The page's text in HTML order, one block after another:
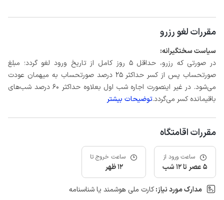
مقررات لغو رزرو
سیاست سختگیرانه:
در صورتی که رزرو، حداقل 5 روز کامل از تاریخ ورود لغو گردد؛ مبلغ
صورتحساب پس از کسر حداکثر 25 درصد صورتحساب به میهمان عودت
می‌شود. در غیر اینصورت اجاره شب اول بعلاوه حداکثر 60 درصد شب‌های
باقیمانده کسر می‌گردد.توضیحات بیشتر
مقررات اقامتگاه
ساعت ورود از
5 عصر تا 12 شب
ساعت خروج تا
12 ظهر
مدارک مورد نیاز:کارت ملی هوشمند یا شناسنامه